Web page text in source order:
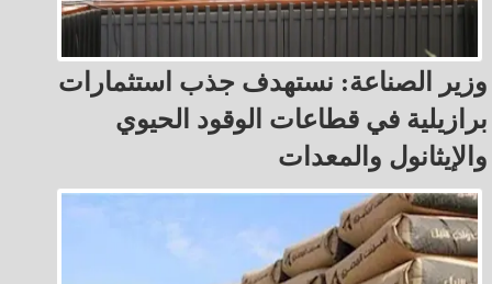
وزير الصناعة: نستهدف جذب استثمارات
برازيلية في قطاعات الوقود الحيوي
والإيثانول والمعدات